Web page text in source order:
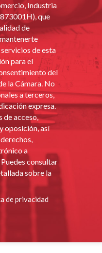
Industria
que
de
de esta
para el
del
la Cámara. No
a terceros,
expresa.
de acceso,
oposición, así
a
Puedes consultar
sobre la
de privacidad